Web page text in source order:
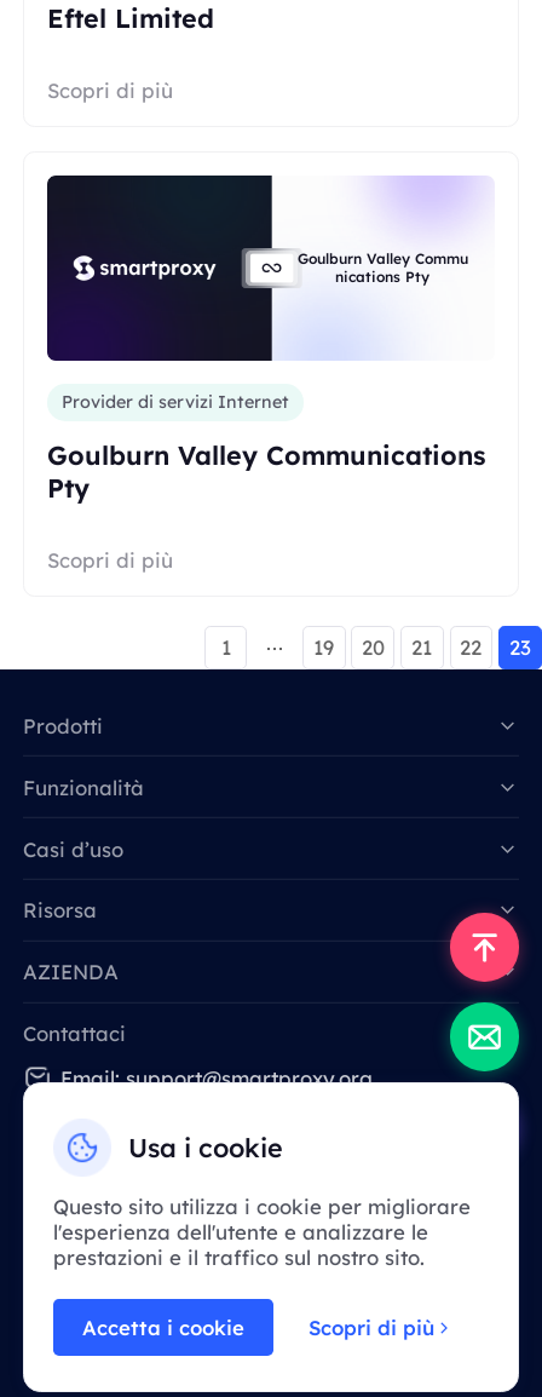
Eftel Limited
Scopri di più
Goulburn Valley Commu
nications Pty
Provider di servizi Internet
Goulburn Valley Communications
Pty
Scopri di più
1 19 20 21 22 23
Usa i cookie
Questo sito utilizza i cookie per migliorare
l'esperienza dell'utente e analizzare le
prestazioni e il traffico sul nostro sito.
Accetta i cookie Scopri di più
Prodotti
Funzionalità
Casi d’uso
Risorsa
AZIENDA
Contattaci
Email: support@smartproxy.org
A causa delle normative, questo servizio
Grazie per la tua comprensione!